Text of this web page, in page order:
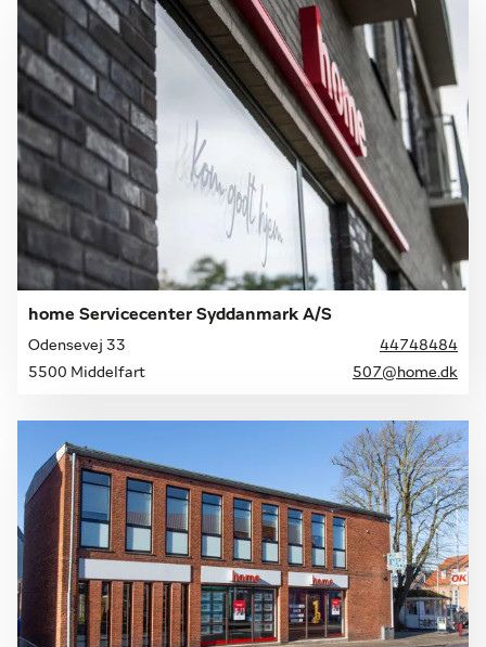
home Servicecenter Syddanmark A/S
Odensevej 33
44748484
5500 Middelfart
507@home.dk